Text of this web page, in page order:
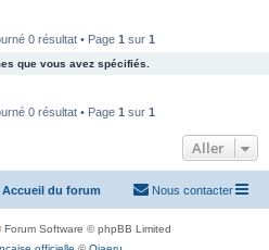
0 résultat • Page 1 sur 1
que vous avez spécifiés.
0 résultat • Page 1 sur 1
Aller
Accueil du forum Nous contacter
Forum Software © phpBB Limited